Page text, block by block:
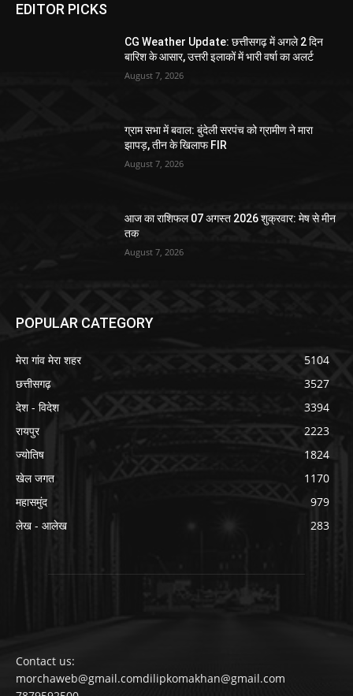
EDITOR PICKS
CG Weather Update: छत्तीसगढ़ में अगले 2 दिन
बारिश के आसार, उत्तरी इलाकों में भारी वर्षा का अलर्ट
August 7, 2026
ग्राम सभा में बवाल: बुंदेली सरपंच को ग्रामीण ने मारा
झापड़, तीन के खिलाफ FIR
August 7, 2026
आज का राशिफल 07 अगस्त 2026 शुक्रवार: मेष से मीन
तक
August 7, 2026
POPULAR CATEGORY
मेरा गांव मेरा शहर
5104
छत्तीसगढ़
3527
देश - विदेश
3394
रायपुर
2223
ज्योतिष
1824
खेल जगत
1170
महासमुंद
979
लेख - आलेख
283
Contact us:
morchaweb@gmail.comdilipkomakhan@gmail.com